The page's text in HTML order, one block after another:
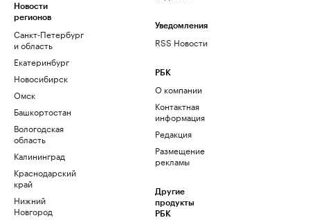
Новости
регионов
Санкт-Петербург
и область
Екатеринбург
Новосибирск
Омск
Башкортостан
Вологодская
область
Калининград
Краснодарский
край
Нижний
Новгород
Уведомления
RSS Новости
РБК
О компании
Контактная
информация
Редакция
Размещение
рекламы
Другие
продукты
РБК